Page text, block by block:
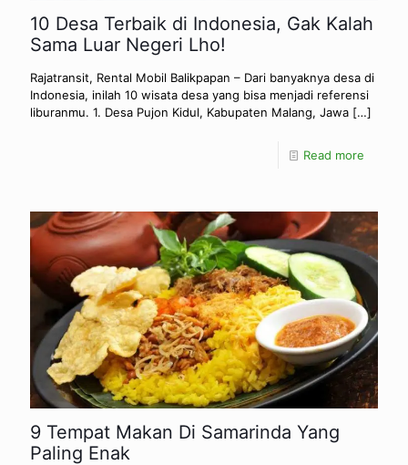
10 Desa Terbaik di Indonesia, Gak Kalah
Sama Luar Negeri Lho!
Rajatransit, Rental Mobil Balikpapan – Dari banyaknya desa di
Indonesia, inilah 10 wisata desa yang bisa menjadi referensi
liburanmu. 1. Desa Pujon Kidul, Kabupaten Malang, Jawa […]
Read more
9 Tempat Makan Di Samarinda Yang
Paling Enak